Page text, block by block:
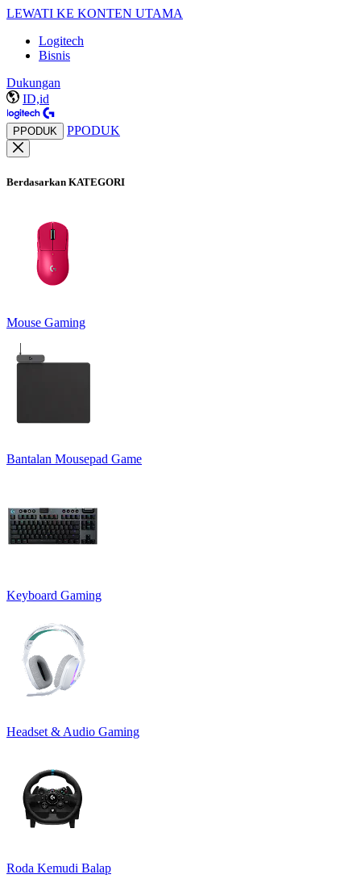
LEWATI KE KONTEN UTAMA
Logitech
Bisnis
Dukungan
ID,id
PPODUK PPODUK
Berdasarkan KATEGORI
Mouse Gaming
Bantalan Mousepad Game
Keyboard Gaming
Headset & Audio Gaming
Roda Kemudi Balap